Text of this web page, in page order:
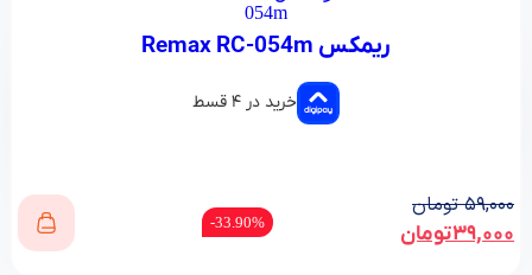
ریمکس Remax RC-054m
خرید در ۴ قسط
۵۹,۰۰۰ تومان
۳۹,۰۰۰تومان 33.90%-